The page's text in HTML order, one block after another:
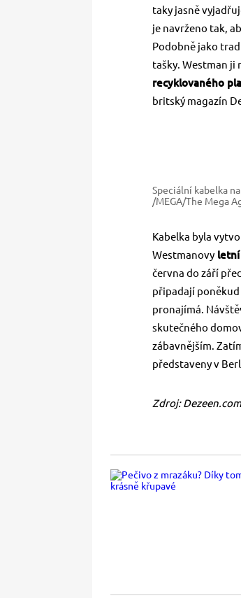
taky jasně
je navrženo tak,
Podobně jako
tašky. Westman ji
recyklovaného
britský magazín
Speciální kabelka
/MEGA/The Mega
Kabelka byla
Westmanovy letní
června do září
připadají
pronajímá.
skutečného
zábavnějším.
představeny v
Zdroj: